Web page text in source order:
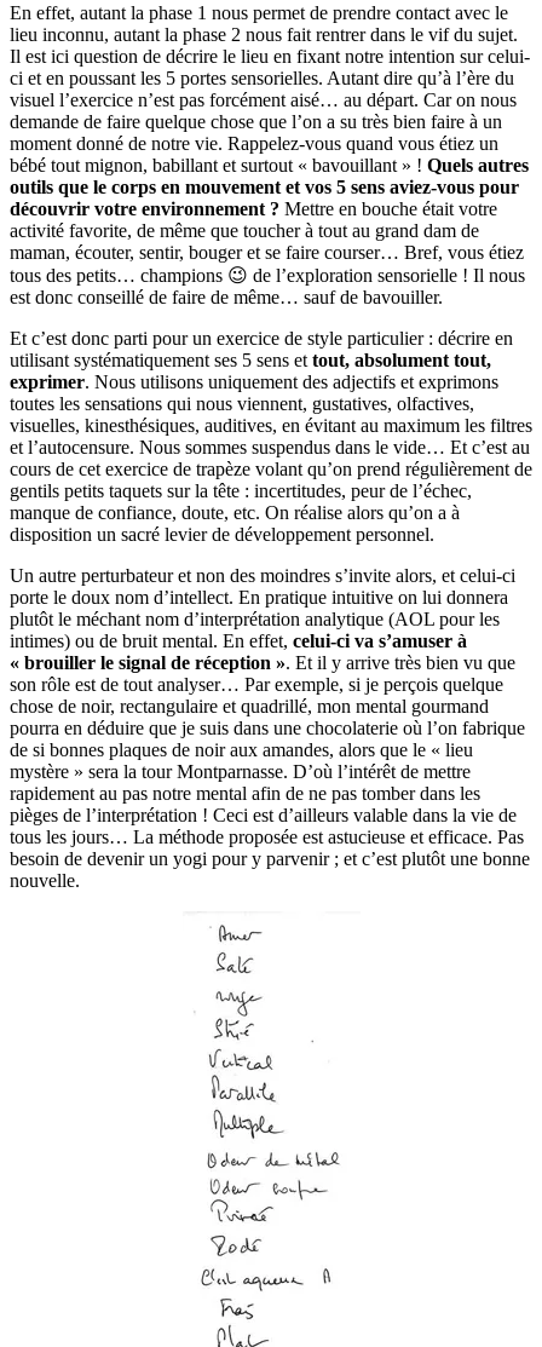
En effet, autant la phase 1 nous permet de prendre contact avec le
lieu inconnu, autant la phase 2 nous fait rentrer dans le vif du sujet.
Il est ici question de décrire le lieu en fixant notre intention sur celui-
ci et en poussant les 5 portes sensorielles. Autant dire qu’à l’ère du
visuel l’exercice n’est pas forcément aisé… au départ. Car on nous
demande de faire quelque chose que l’on a su très bien faire à un
moment donné de notre vie. Rappelez-vous quand vous étiez un
bébé tout mignon, babillant et surtout « bavouillant » ! Quels autres
outils que le corps en mouvement et vos 5 sens aviez-vous pour
découvrir votre environnement ? Mettre en bouche était votre
activité favorite, de même que toucher à tout au grand dam de
maman, écouter, sentir, bouger et se faire courser… Bref, vous étiez
tous des petits… champions 😉 de l’exploration sensorielle ! Il nous
est donc conseillé de faire de même… sauf de bavouiller.
Et c’est donc parti pour un exercice de style particulier : décrire en
utilisant systématiquement ses 5 sens et tout, absolument tout,
exprimer. Nous utilisons uniquement des adjectifs et exprimons
toutes les sensations qui nous viennent, gustatives, olfactives,
visuelles, kinesthésiques, auditives, en évitant au maximum les filtres
et l’autocensure. Nous sommes suspendus dans le vide… Et c’est au
cours de cet exercice de trapèze volant qu’on prend régulièrement de
gentils petits taquets sur la tête : incertitudes, peur de l’échec,
manque de confiance, doute, etc. On réalise alors qu’on a à
disposition un sacré levier de développement personnel.
Un autre perturbateur et non des moindres s’invite alors, et celui-ci
porte le doux nom d’intellect. En pratique intuitive on lui donnera
plutôt le méchant nom d’interprétation analytique (AOL pour les
intimes) ou de bruit mental. En effet, celui-ci va s’amuser à
« brouiller le signal de réception ». Et il y arrive très bien vu que
son rôle est de tout analyser… Par exemple, si je perçois quelque
chose de noir, rectangulaire et quadrillé, mon mental gourmand
pourra en déduire que je suis dans une chocolaterie où l’on fabrique
de si bonnes plaques de noir aux amandes, alors que le « lieu
mystère » sera la tour Montparnasse. D’où l’intérêt de mettre
rapidement au pas notre mental afin de ne pas tomber dans les
pièges de l’interprétation ! Ceci est d’ailleurs valable dans la vie de
tous les jours… La méthode proposée est astucieuse et efficace. Pas
besoin de devenir un yogi pour y parvenir ; et c’est plutôt une bonne
nouvelle.